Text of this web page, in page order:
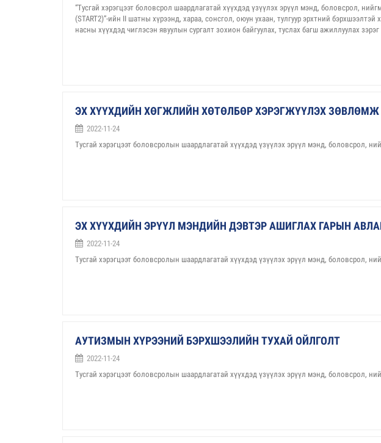
“Тусгай хэрэгцээт боловсрол шаардлагатай хүүхдэд үзүүлэх эрүүл мэнд, боловсрол,
(START2)”-ийн II шатны хүрээнд, хараа, сонсгол, оюун ухаан, тулгуур эрхтний
насны хүүхдэд чиглэсэн явуулын сургалт зохион байгуулах, туслах багш ажиллуулах
ЭХ ХҮҮХДИЙН ХӨГЖЛИЙН ХӨТӨЛБӨР ХЭРЭГЖҮҮЛЭХ ЗӨВЛӨМЖ
2022-11-24
Тусгай хэрэгцээт боловсролын шаардлагатай хүүхдэд үзүүлэх эрүүл мэнд, боловсрол,
ЭХ ХҮҮХДИЙН ЭРҮҮЛ МЭНДИЙН ДЭВТЭР АШИГЛАХ ГАРЫН
2022-11-24
Тусгай хэрэгцээт боловсролын шаардлагатай хүүхдэд үзүүлэх эрүүл мэнд, боловсрол,
АУТИЗМЫН ХҮРЭЭНИЙ БЭРХШЭЭЛИЙН ТУХАЙ ОЙЛГОЛТ
2022-11-24
Тусгай хэрэгцээт боловсролын шаардлагатай хүүхдэд үзүүлэх эрүүл мэнд, боловсрол,